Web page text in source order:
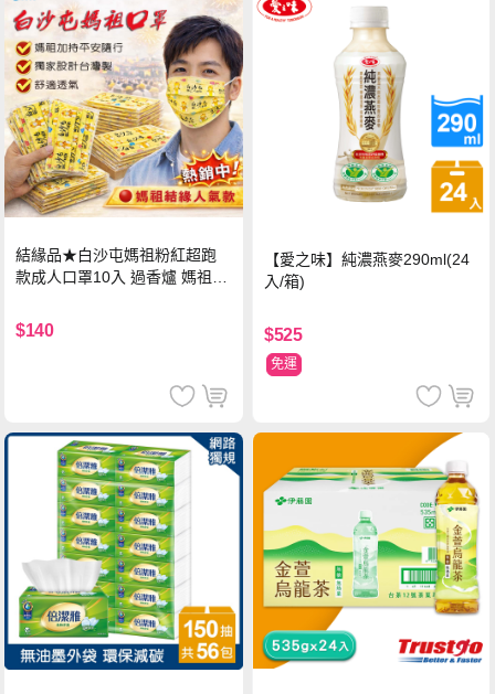
結緣品★白沙屯媽祖粉紅超跑
款成人口罩10入 過香爐 媽祖加
$140
【愛之味】純濃燕麥290ml(24
入/箱)
$525
免運